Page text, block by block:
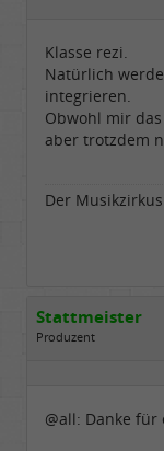
Beiträge:
17570
Dabei seit:
04 /
Klasse rezi.
Natürlich
integrieren.
Obwohl mir
aber trotzdem
Der
Stattmeister
Produzent
@all: Danke